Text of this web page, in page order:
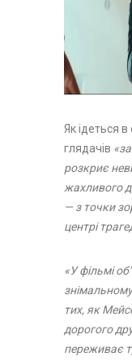
Як ідеться в
глядачів
розкриє
жахливого
— з точки
центрі
«У фільмі
тих, як
дорогого
переживає